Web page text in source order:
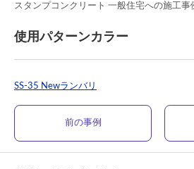
スタンプコンクリート 一般住宅への施工事
使用パターンカラー
SS-35 Newランバリ
前の事例